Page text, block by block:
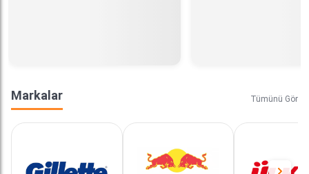
Markalar Tümünü Gör